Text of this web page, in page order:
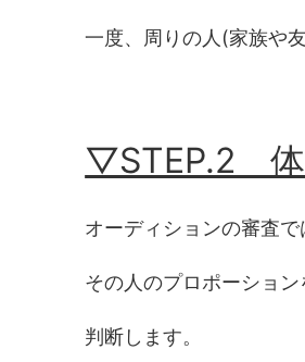
一度、周りの人(家族や
▽STEP.2 体
オーディションの審査
その人のプロポーショ
判断します。